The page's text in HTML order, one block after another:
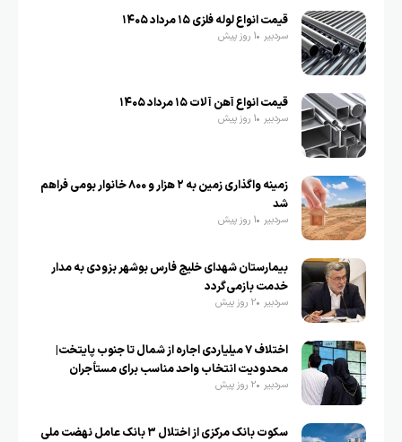
قیمت انواع لوله فلزی ۱۵ مرداد ۱۴۰۵
سردبیر 1 روز پیش
قیمت انواع آهن آلات ۱۵ مرداد ۱۴۰۵
سردبیر 1 روز پیش
زمینه واگذاری زمین به ۲ هزار و ۸۰۰ خانوار بومی فراهم
شد
سردبیر 1 روز پیش
بیمارستان شهدای خلیج فارس بوشهر بزودی به مدار
خدمت بازمی‌گردد
سردبیر 2 روز پیش
اختلاف ۷ میلیاردی اجاره از شمال تا جنوب پایتخت|
محدودیت انتخاب واحد مناسب برای مستأجران
سردبیر 2 روز پیش
سکوت بانک مرکزی از اختلال ۳ بانک عامل نهضت ملی